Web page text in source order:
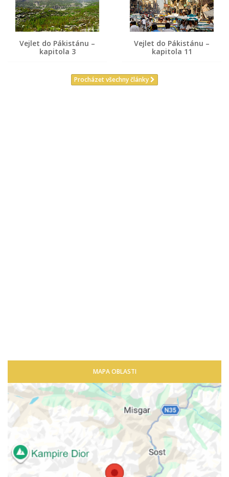
Vejlet do Pákistánu –
kapitola 3
Vejlet do Pákistánu –
kapitola 11
Procházet všechny články
MAPA OBLASTI